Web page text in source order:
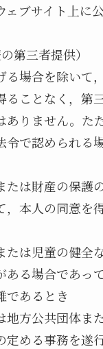
ェブサイト上に
第三者提供）
る場合を除いて
ることなく，第
ありません。た
令で認められる
たは財産の保護
，本人の同意を
たは児童の健全
ある場合であっ
であるとき
地方公共団体ま
定める事務を遂